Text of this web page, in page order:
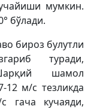
мумкин.
бўлади.
бироз булутли
туради,
шамол
12 м/с тезликда
гача кучаяди,